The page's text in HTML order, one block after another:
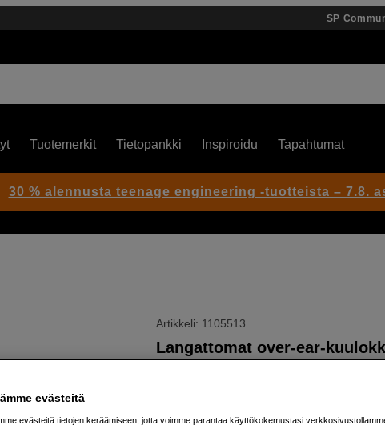
SP
Tuotemerkit Tietopankki Inspiroidu Tapahtumat
Artikkeli: 1105513
Langattomat over-ear-
30 % alennusta teenage engineering -tuotteista – 7.8.
evästeitä
evästeitä tietojen keräämiseen, jotta voimme parantaa käyttökokemustasi